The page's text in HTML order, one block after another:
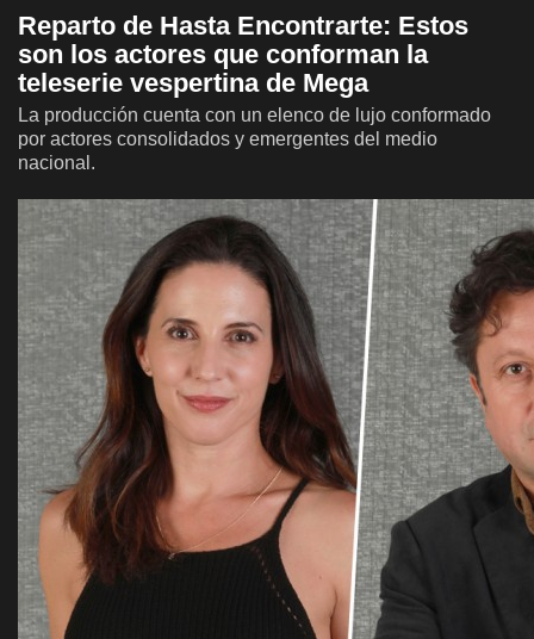
Reparto de Hasta Encontrarte: Estos
son los actores que conforman la
teleserie vespertina de Mega
La producción cuenta con un elenco de lujo conformado
por actores consolidados y emergentes del medio
nacional.